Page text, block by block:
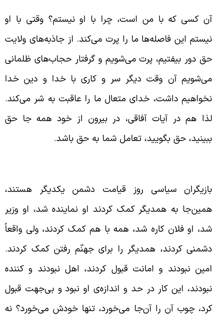
کسی که با من است، چرا با او نیستم؟ وقتی با او
این فاصله‌ها ما را پرت می‌کند. از جاذبه‌های ولایت
دور بیفتیم، پرت می‌شویم و گرفتار حجاب‌های ظلمانی
آن وقت دیگر سر و کاری با خدا و دین خدا
داشت، خدای متعال ما را عاقبت به شر می‌کند.
هم در آیات آفاقی، در بیرون از خود همه جا حق
حق بگویید، تعامل شما به حق باشد.
سیاسی روز قیامت دشمن یکدیگر هستند،
به همدیگر کمک کردند او نماینده شد، او وزیر
او فلان کاره شد، همه با هم کمک کردند، ولی واقعاً
کردند، همدیگر را برای جهنّم رفتن کمک کردند.
نبودند و امانت قبول کردند، اهل نبودند و کننده
این کار در حد و اندازه‌ی او نبود و بی‌جهت قبول
چوب آن را آن‌جا می‌خورد، تنها خودش می‌خورد؟ نه